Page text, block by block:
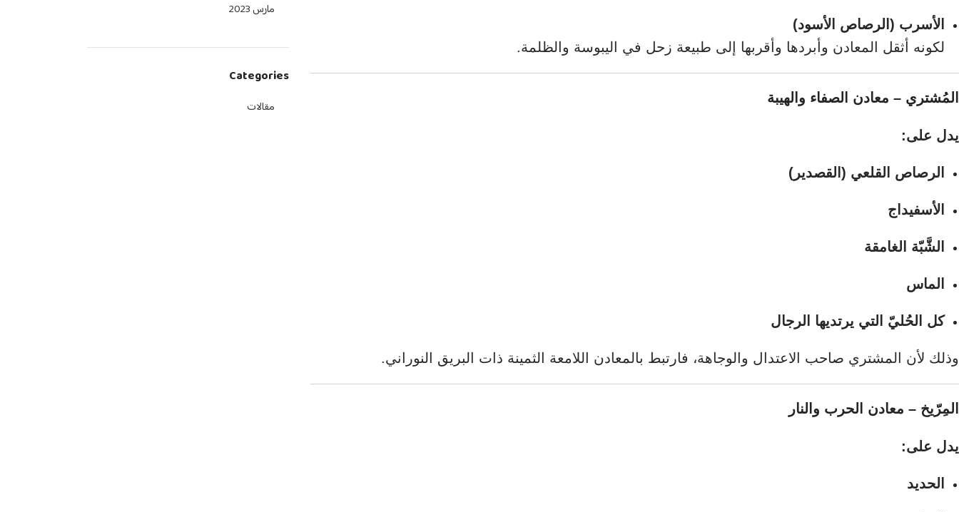
الأسرب (الرصاص الأسود)
لكونه أثقل المعادن وأبردها وأقربها إلى طبيعة زحل في اليبوسة والظلمة.
المُشتري – معادن الصفاء والهيبة
يدل على:
الرصاص القلعي (القصدير)
الأسفيداج
الشَّبّة الغامقة
الماس
كل الحُليّ التي يرتديها الرجال
وذلك لأن المشتري صاحب الاعتدال والوجاهة، فارتبط بالمعادن اللامعة الثمينة ذات البريق النوراني.
المِرّيخ – معادن الحرب والنار
يدل على:
الحديد
مارس 2023
Categories
مقالات
فيسبوك
X
انستجرام